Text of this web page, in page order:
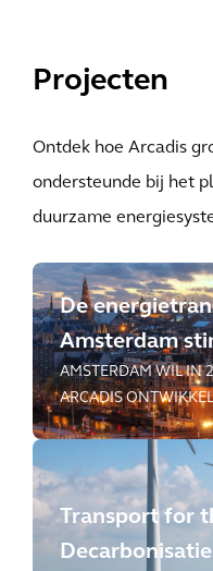
Projecten
Ontdek hoe Arcadis
ondersteunde bij het
duurzame
De
Amsterdam
AMSTERDAM WIL IN
ARCADIS
ENERGIETRANSITIE-
Transport for